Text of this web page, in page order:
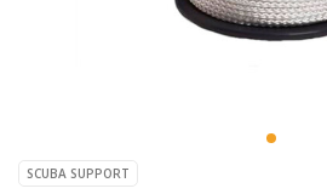
SCUBA SUPPORT